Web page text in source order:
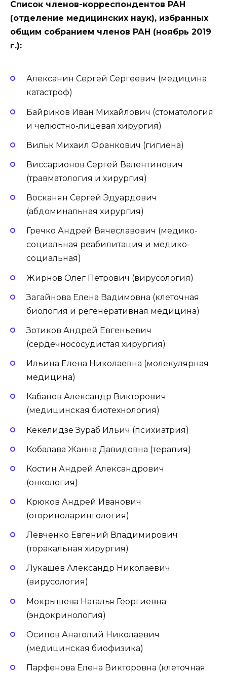
Список членов-корреспондентов РАН
(отделение медицинских наук), избранных
общим собранием членов РАН (ноябрь 2019
г.):
Алексанин Сергей Сергеевич (медицина
катастроф)
Байриков Иван Михайлович (стоматология
и челюстно-лицевая хирургия)
Вильк Михаил Франкович (гигиена)
Виссарионов Сергей Валентинович
(травматология и хирургия)
Восканян Сергей Эдуардович
(абдоминальная хирургия)
Гречко Андрей Вячеславович (медико-
социальная реабилитация и медико-
социальная)
Жирнов Олег Петрович (вирусология)
Загайнова Елена Вадимовна (клеточная
биология и регенеративная медицина)
Зотиков Андрей Евгеньевич
(сердечнососудистая хирургия)
Ильина Елена Николаевна (молекулярная
медицина)
Кабанов Александр Викторович
(медицинская биотехнология)
Кекелидзе Зураб Ильич (психиатрия)
Кобалава Жанна Давидовна (терапия)
Костин Андрей Александрович
(онкология)
Крюков Андрей Иванович
(оториноларингология)
Левченко Евгений Владимирович
(торакальная хирургия)
Лукашев Александр Николаевич
(вирусология)
Мокрышева Наталья Георгиевна
(эндокринология)
Осипов Анатолий Николаевич
(медицинская биофизика)
Парфенова Елена Викторовна (клеточная